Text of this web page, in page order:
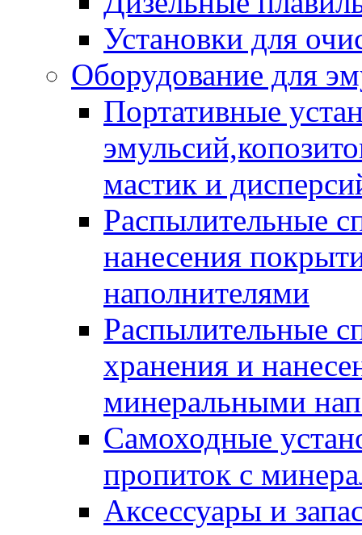
Установки для
Оборудование для
Портативные
мастик и
Распылительные
нанесения
наполнителями
Распылительные
хранения и
минеральными
Самоходные
пропиток с
Аксессуары и